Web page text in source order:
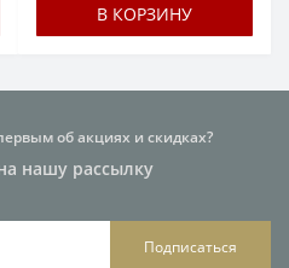
В КОРЗИНУ
об акциях и скидках?
нашу рассылку
Подписаться